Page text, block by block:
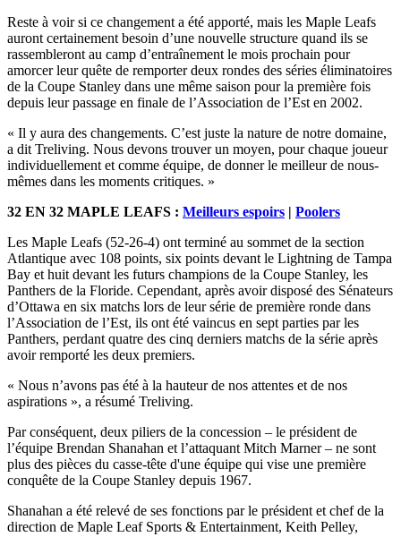
Reste à voir si ce changement a été apporté, mais les Maple Leafs
auront certainement besoin d’une nouvelle structure quand ils se
rassembleront au camp d’entraînement le mois prochain pour
amorcer leur quête de remporter deux rondes des séries éliminatoires
de la Coupe Stanley dans une même saison pour la première fois
depuis leur passage en finale de l’Association de l’Est en 2002.
« Il y aura des changements. C’est juste la nature de notre domaine,
a dit Treliving. Nous devons trouver un moyen, pour chaque joueur
individuellement et comme équipe, de donner le meilleur de nous-
mêmes dans les moments critiques. »
32 EN 32 MAPLE LEAFS : Meilleurs espoirs | Poolers
Les Maple Leafs (52-26-4) ont terminé au sommet de la section
Atlantique avec 108 points, six points devant le Lightning de Tampa
Bay et huit devant les futurs champions de la Coupe Stanley, les
Panthers de la Floride. Cependant, après avoir disposé des Sénateurs
d’Ottawa en six matchs lors de leur série de première ronde dans
l’Association de l’Est, ils ont été vaincus en sept parties par les
Panthers, perdant quatre des cinq derniers matchs de la série après
avoir remporté les deux premiers.
« Nous n’avons pas été à la hauteur de nos attentes et de nos
aspirations », a résumé Treliving.
Par conséquent, deux piliers de la concession – le président de
l’équipe Brendan Shanahan et l’attaquant Mitch Marner – ne sont
plus des pièces du casse-tête d'une équipe qui vise une première
conquête de la Coupe Stanley depuis 1967.
Shanahan a été relevé de ses fonctions par le président et chef de la
direction de Maple Leaf Sports & Entertainment, Keith Pelley,